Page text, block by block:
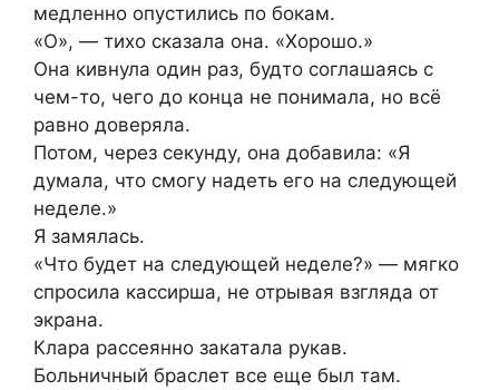
медленно опустились по бокам.
«О», — тихо сказала она. «Хорошо.»
Она кивнула один раз, будто соглашаясь с
чем-то, чего до конца не понимала, но всё
равно доверяла.
Потом, через секунду, она добавила: «Я
думала, что смогу надеть его на следующей
неделе.»
Я замялась.
«Что будет на следующей неделе?» — мягко
спросила кассирша, не отрывая взгляда от
экрана.
Клара рассеянно закатала рукав.
Больничный браслет все еще был там.